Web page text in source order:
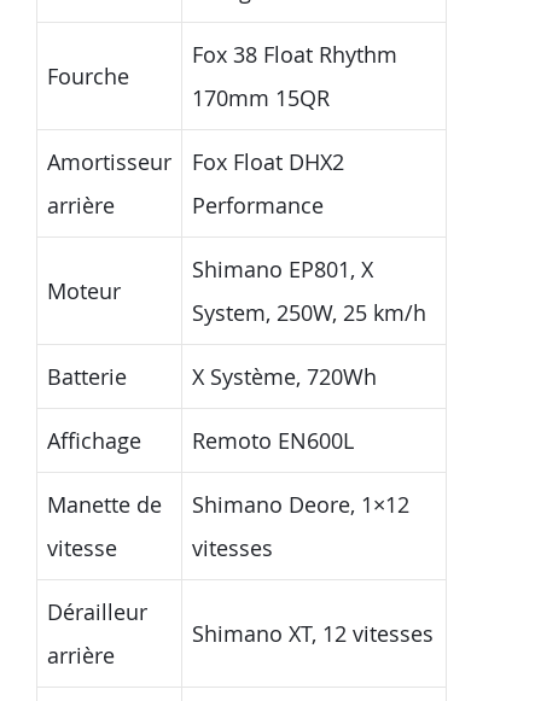
Fourche
Fox 38 Float Rhythm
170mm 15QR
Amortisseur
arrière
Fox Float DHX2
Performance
Moteur
Shimano EP801, X
System, 250W, 25 km/h
Batterie X Système, 720Wh
Affichage Remoto EN600L
Manette de
vitesse
Shimano Deore, 1×12
vitesses
Dérailleur
arrière
Shimano XT, 12 vitesses